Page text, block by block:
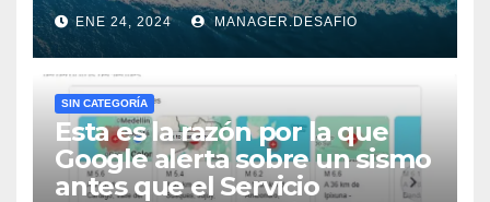
ENE 24, 2024 MANAGER.DESAFIO
SIN CATEGORÍA
Esta es la razón por la que
Google alerta sobre un sismo
antes que el Servicio